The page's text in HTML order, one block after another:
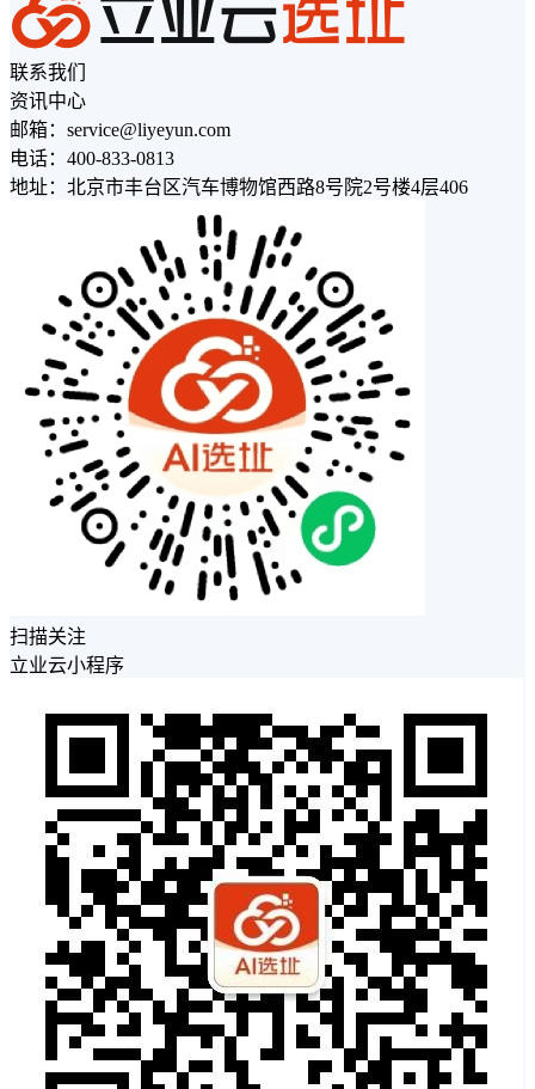
联系我们
资讯中心
邮箱：service@liyeyun.com
电话：400-833-0813
地址：北京市丰台区汽车博物馆西路8号院2号楼4层406
扫描关注
立业云小程序